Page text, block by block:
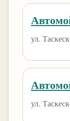
ул.
ул.